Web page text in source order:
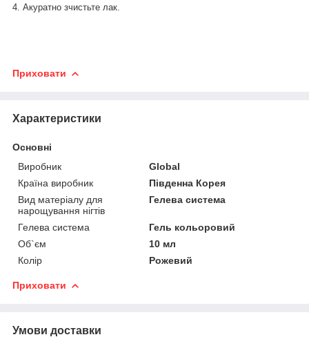
4. Акуратно зчистьте лак.
Приховати
Характеристики
Основні
Виробник
Global
Країна виробник
Південна Корея
Вид матеріалу для
нарощування нігтів
Гелева система
Гелева система
Гель кольоровий
Об`єм
10 мл
Колір
Рожевий
Приховати
Умови доставки